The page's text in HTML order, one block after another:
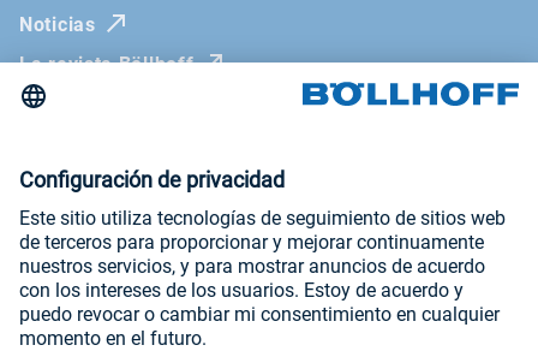
Noticias
La revista Böllhoff
Ferias comerciales y seminarios